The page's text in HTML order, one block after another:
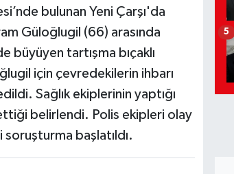
bulunan Yeni Çarşı'da
Güloğlugil (66) arasında
büyüyen tartışma bıçaklı
için çevredekilerin ihbarı
Sağlık ekiplerinin yaptığı
belirlendi. Polis ekipleri olay
başlatıldı.
5